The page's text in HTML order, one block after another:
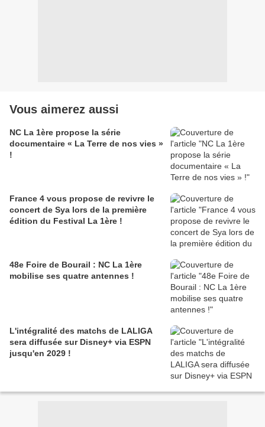
Vous aimerez aussi
NC La 1ère propose la série
documentaire « La Terre de nos vies »
!
France 4 vous propose de revivre le
concert de Sya lors de la première
édition du Festival La 1ère !
48e Foire de Bourail : NC La 1ère
mobilise ses quatre antennes !
L'intégralité des matchs de LALIGA
sera diffusée sur Disney+ via ESPN
jusqu'en 2029 !